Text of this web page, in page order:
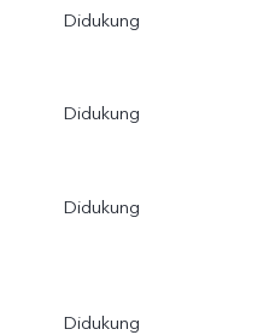
Didukung
Didukung
Didukung
Didukung